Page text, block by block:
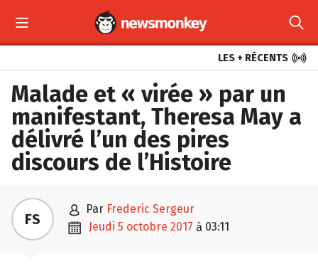
 
LES + RÉCENTS 
Malade et « virée » par un
manifestant, Theresa May a
délivré l’un des pires
discours de l’Histoire
FS  par Frederic Sergeur
 jeudi 5 octobre 2017 à 03:11